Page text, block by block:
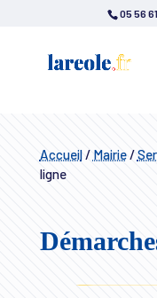
05 56 61
Accueil/ Mairie/
ligne